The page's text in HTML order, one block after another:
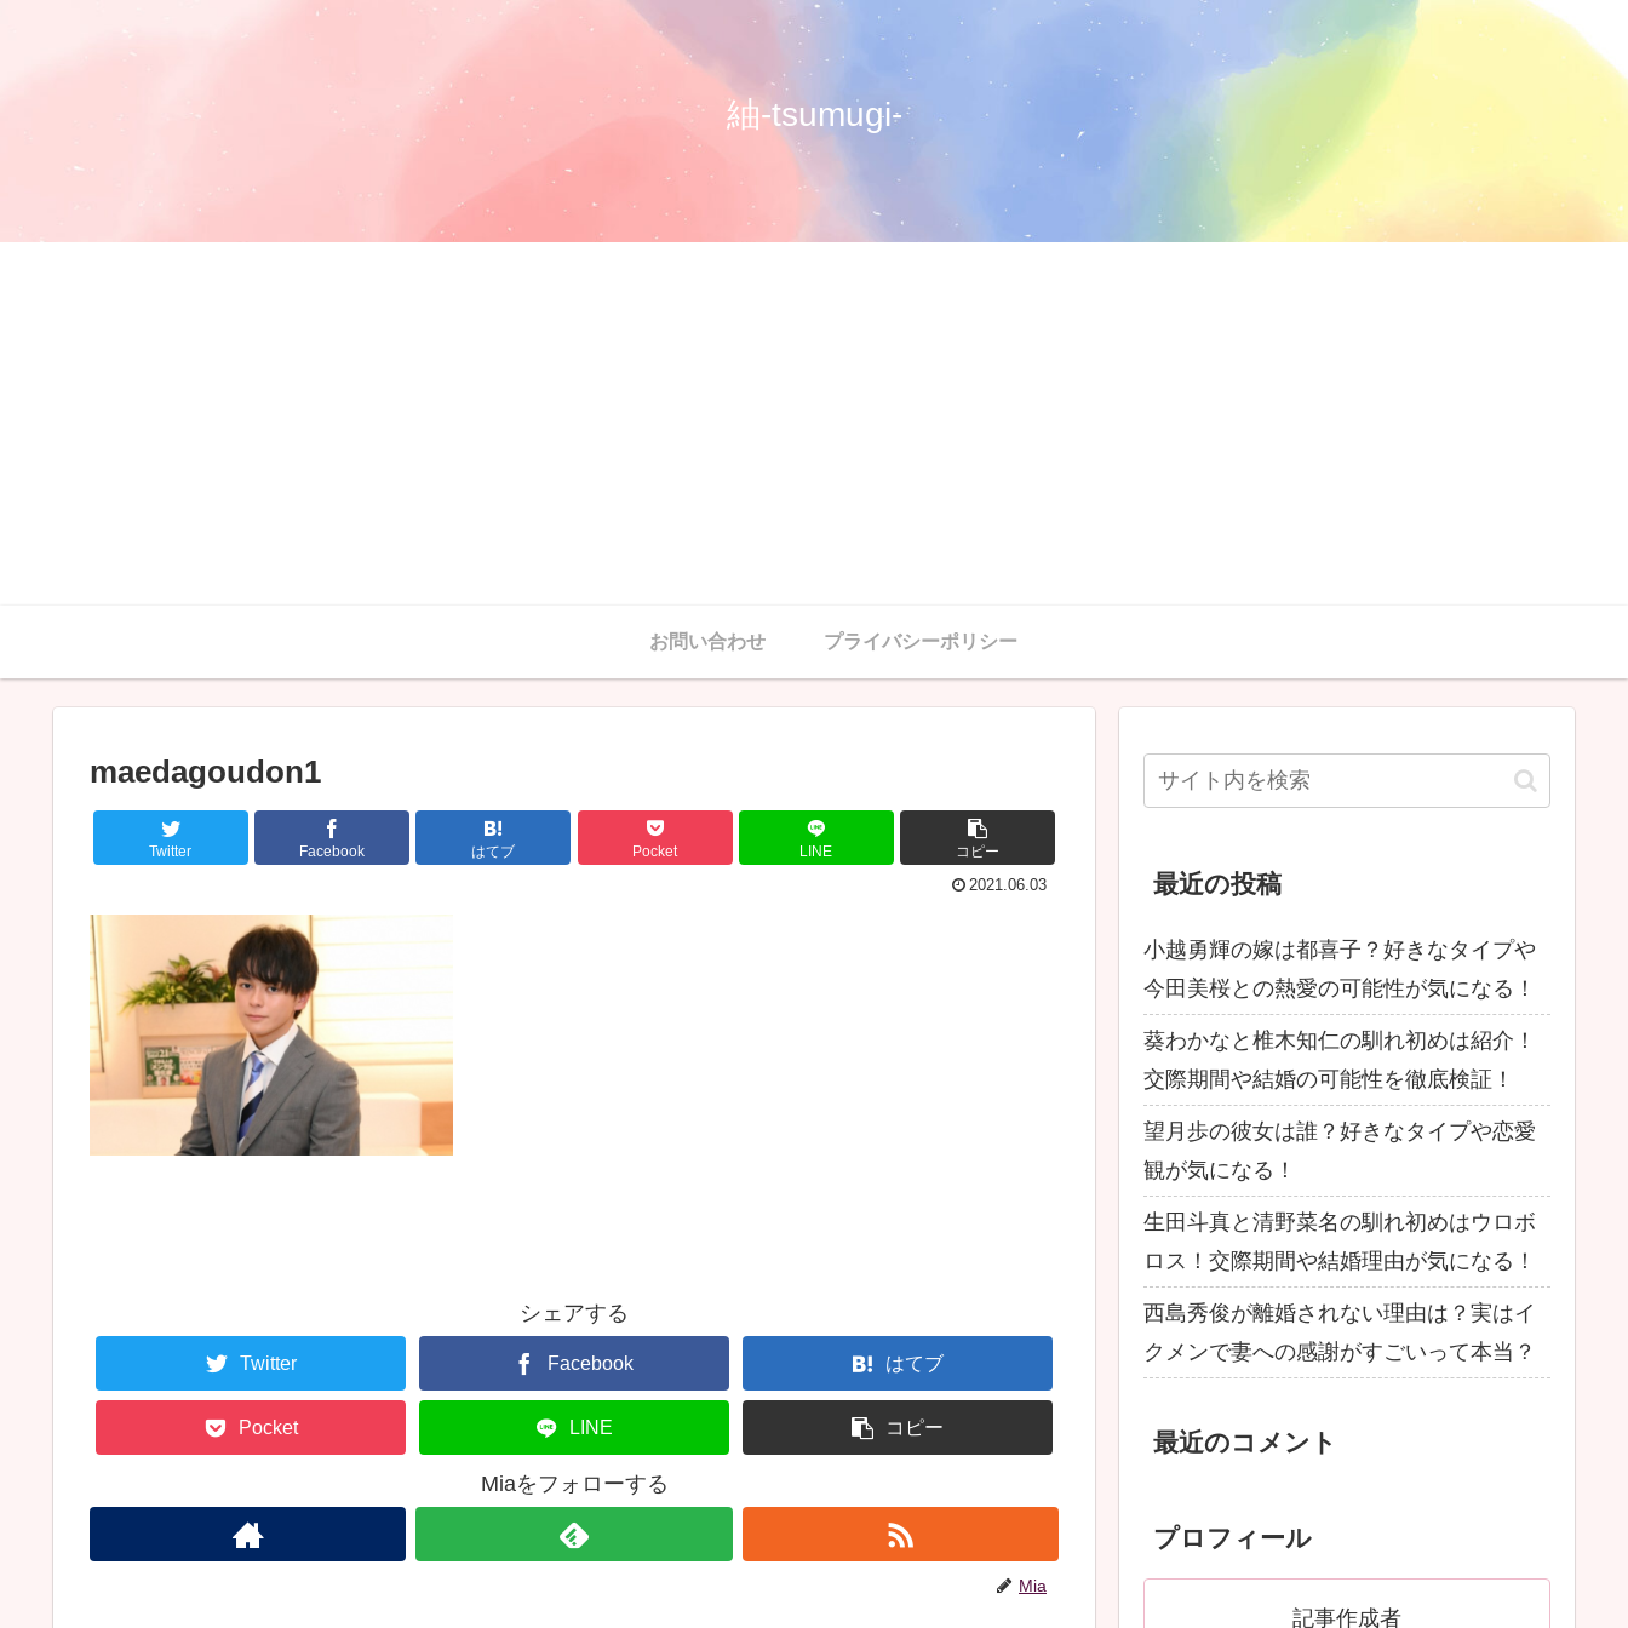
紬-tsumugi-
お問い合わせ プライバシーポリシー
maedagoudon1
Twitter Facebook はてブ Pocket LINE コピー
2021.06.03
シェアする
Twitter Facebook はてブ
Pocket LINE コピー
Miaをフォローする
Mia
最近の投稿
小越勇輝の嫁は都喜子？好きなタイプや
今田美桜との熱愛の可能性が気になる！
葵わかなと椎木知仁の馴れ初めは紹介！
交際期間や結婚の可能性を徹底検証！
望月歩の彼女は誰？好きなタイプや恋愛
観が気になる！
生田斗真と清野菜名の馴れ初めはウロボ
ロス！交際期間や結婚理由が気になる！
西島秀俊が離婚されない理由は？実はイ
クメンで妻への感謝がすごいって本当？
最近のコメント
プロフィール
記事作成者